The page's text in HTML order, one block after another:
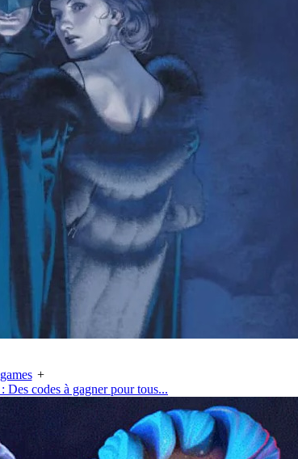
games +
codes à gagner pour tous...